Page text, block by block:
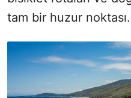
tam bir huzur noktası.